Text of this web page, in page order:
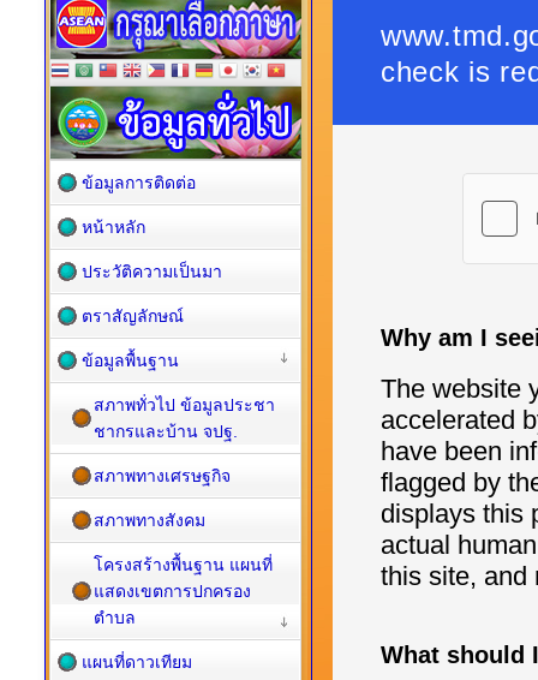
ข้อมูลการติดต่อ
หน้าหลัก
ประวัติความเป็นมา
ตราสัญลักษณ์
ข้อมูลพื้นฐาน
สภาพทั่วไป ข้อมูลประชา
ชากรและบ้าน จปฐ.
สภาพทางเศรษฐกิจ
สภาพทางสังคม
โครงสร้างพื้นฐาน แผนที่
แสดงเขตการปกครอง
ตำบล
แผนที่ดาวเทียม